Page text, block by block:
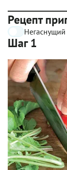
Рецепт
Негаснущий
Шаг 1